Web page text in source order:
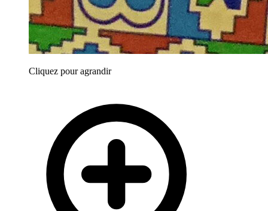
Cliquez pour agrandir